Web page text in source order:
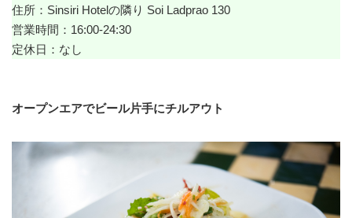
住所：Sinsiri Hotelの隣り Soi Ladprao 130
営業時間：16:00-24:30
定休日：なし
オープンエアでビール片手にチルアウト